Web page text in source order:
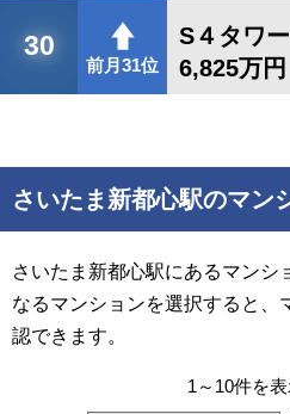
30
前月31位
S４タワー
6,825万円
さいたま新都心駅のマン
さいたま新都心駅にあるマンシ
なるマンションを選択すると、
認できます。
1～10件を